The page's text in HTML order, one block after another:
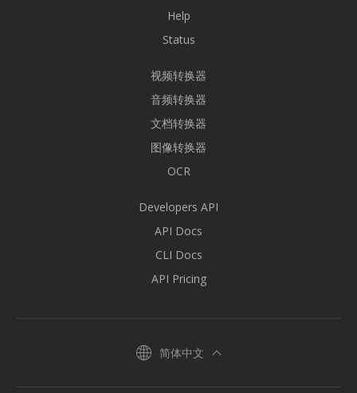
Help
Status
视频转换器
音频转换器
文档转换器
图像转换器
OCR
Developers API
API Docs
CLI Docs
API Pricing
简体中文